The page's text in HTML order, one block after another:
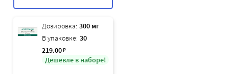
Дозировка: 300 мг
В упаковке: 30
219.00₽
Дешевле в наборе!